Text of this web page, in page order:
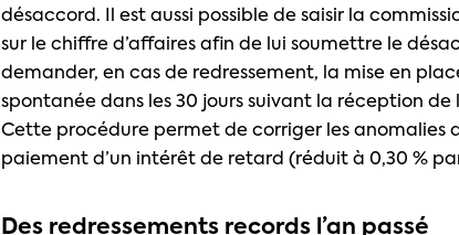
désaccord. Il est aussi possible de saisir la
sur le chiffre d’affaires afin de lui soumettre le
demander, en cas de redressement, la mise en
spontanée dans les 30 jours suivant la réception
Cette procédure permet de corriger les anomalies
paiement d’un intérêt de retard (réduit à 0,30 %
Des redressements records l’an passé